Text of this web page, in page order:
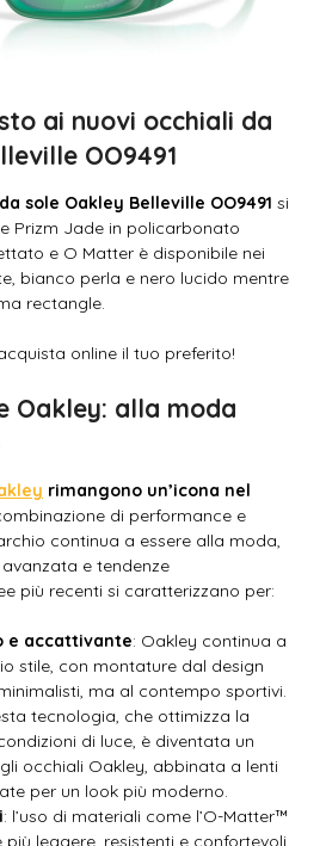
ai nuovi occhiali da
OO9491
sole Oakley Belleville OO9491 si
Prizm Jade in policarbonato
e O Matter è disponibile nei
bianco perla e nero lucido mentre
rectangle.
online il tuo preferito!
Oakley: alla moda
rimangono un’icona nel
di performance e
continua a essere alla moda,
e tendenze
più recenti si caratterizzano per:
e accattivante: Oakley continua a
stile, con montature dal design
ma al contempo sportivi.
tecnologia, che ottimizza la
di luce, è diventata un
occhiali Oakley, abbinata a lenti
per un look più moderno.
: l’uso di materiali come l’O-Matter™
leggere, resistenti e confortevoli,